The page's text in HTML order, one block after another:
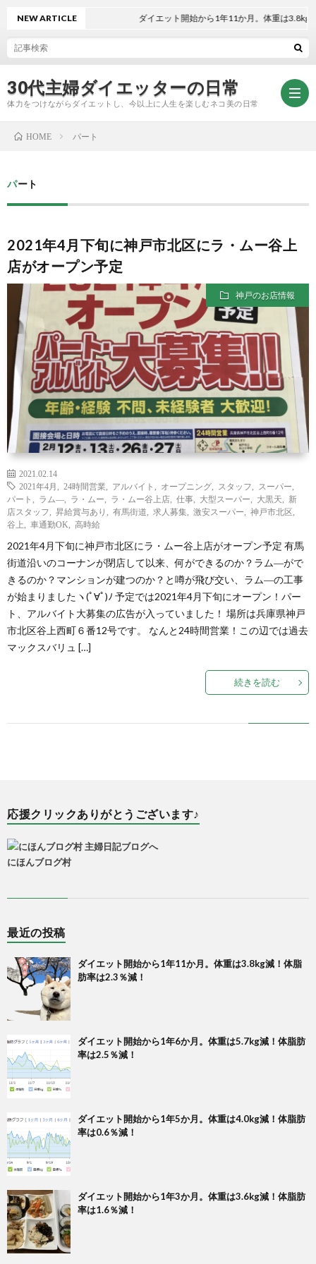
30代主婦ダイエッターの日常
体力をつけながらダイエットし、今以上に人生を楽しむネコ美の日常
問
い
合
わ
せ
プ
ラ
イ
バ
シ
ー
ポ
ー
NEW ARTICLE ダイエット開始から1年11か月。体重は3.8kg減
HOME パート
パート
2021年4月下旬に神戸市北区にラ・ムー谷上
店がオープン予定
神戸のお店情報
2021.02.14
2021年4月
24時間営業 アルバイト オープニング スタッフ スーパー
パート
ラム― ラ・ムー ラ・ムー谷上店 仕事 大型スーパー 大黒天
新
店スタッフ
昇給賞与あり 有馬街道 求人募集 激安スーパー 神戸市北区
谷上
車通勤OK 高時給
2021年4月下旬に神戸市北区にラ・ムー谷上店がオープン予定 有馬
街道沿いのコーナンが閉店して以来、何ができるのか？ラム―がで
きるのか？マンションが建つのか？と噂が飛び交い、ラム―の工事
が始まりましたヽ(ﾟ∀ﾟ)ﾉ 予定では2021年4月下旬にオープン！パー
ト、アルバイト大募集の広告が入っていました！ 場所は兵庫県神戸
市北区谷上西町６番12号です。 なんと24時間営業！この辺では過去
マックスバリュ […]
続きを読む
応援クリックありがとうございます♪
にほんブログ村
最近の投稿
ダイエット開始から1年11か月。体重は3.8kg減！体脂
肪率は2.3％減！
ダイエット開始から1年6か月。体重は5.7kg減！体脂肪
率は2.5％減！
ダイエット開始から1年5か月。体重は4.0kg減！体脂肪
率は0.6％減！
ダイエット開始から1年3か月。体重は3.6kg減！体脂肪
率は1.6％減！